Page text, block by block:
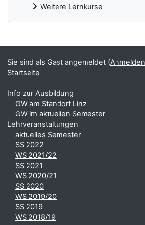
Weitere Lernkurse
Ergänzungsblöcke
Sie sind als Gast angemeldet (Anmelden
Startseite
Info zur Ausbildung
GW am Standort Linz
GW im aktuellen Semester
Lehrveranstaltungen
aktuelles Semester
SS 2022
WS 2021/22
SS 2021
WS 2020/21
SS 2020
WS 2019/20
SS 2019
WS 2018/19